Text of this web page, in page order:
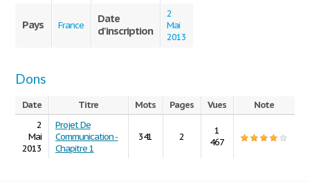
Pays France
Date
d'inscription
2
Mai
2013
Dons
Date Titre Mots Pages Vues
Note
2
Mai
2013
Projet De
Communication -
Chapitre 1
341 2
1
467